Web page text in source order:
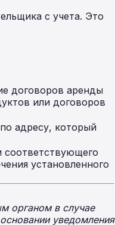
с учета. Это
договоров аренды
или договоров
адресу, который
соответствующего
установленного
органом в случае
уведомления